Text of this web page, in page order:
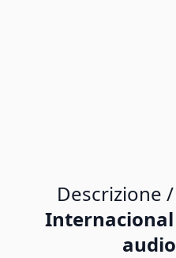
Descrizione /
Internacional